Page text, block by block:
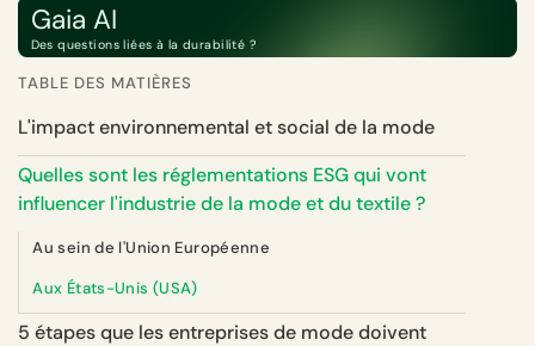
Gaia AI
Des questions liées à la durabilité ?
TABLE DES MATIÈRES
L'impact environnemental et social de la mode
Quelles sont les réglementations ESG qui vont
influencer l'industrie de la mode et du textile ?
Au sein de l'Union Européenne
Aux États-Unis (USA)
5 étapes que les entreprises de mode doivent